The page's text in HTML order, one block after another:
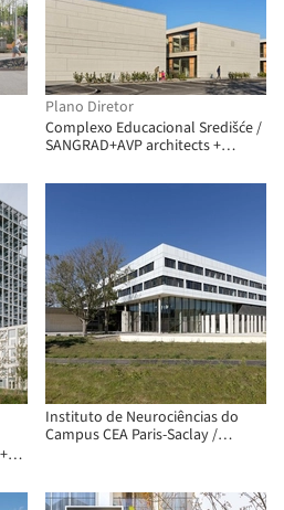
Plano Diretor
Complexo Educacional Središće /
SANGRAD+AVP architects +
Instituto de Neurociências do
Campus CEA Paris-Saclay /